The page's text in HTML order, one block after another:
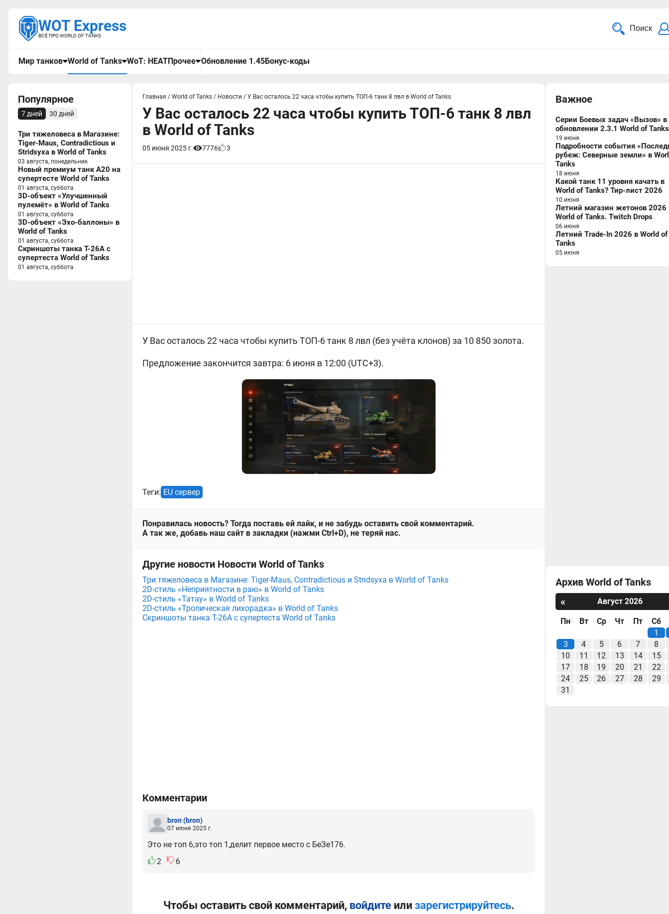
WOT Express
ВСЁ ПРО WORLD OF TANKS
Поиск
Мир танков World of Tanks WoT: HEATПрочее Обновление 1.45Бонус-коды
Популярное
7 дней 30 дней
Три тяжеловеса в Магазине:
Tiger-Maus, Contradictious и
Stridsyxa в World of Tanks
03 августа, понедельник
Новый премиум танк A20 на
супертесте World of Tanks
01 августа, суббота
3D-объект «Улучшенный
пулемёт» в World of Tanks
01 августа, суббота
3D-объект «Эхо-баллоны» в
World of Tanks
01 августа, суббота
Скриншоты танка T-26A с
супертеста World of Tanks
01 августа, суббота
Главная / World of Tanks / Новости / У Вас осталось 22 часа чтобы купить ТОП-6 танк 8 лвл в World of Tanks
У Вас осталось 22 часа чтобы купить ТОП-6 танк 8 лвл
в World of Tanks
05 июня 2025 г. 7776 3
У Вас осталось 22 часа чтобы купить ТОП-6 танк 8 лвл (без учёта клонов) за 10 850 золота.
Предложение закончится завтра: 6 июня в 12:00 (UTC+3).
Теги: EU сервер
Понравилась новость? Тогда поставь ей лайк, и не забудь оставить свой комментарий.
А так же, добавь наш сайт в закладки (нажми Ctrl+D), не теряй нас.
Другие новости Новости World of Tanks
Три тяжеловеса в Магазине: Tiger-Maus, Contradictious и Stridsyxa в World of Tanks
2D-стиль «Неприятности в раю» в World of Tanks
2D-стиль «Татау» в World of Tanks
2D-стиль «Тропическая лихорадка» в World of Tanks
Скриншоты танка T-26A с супертеста World of Tanks
Комментарии
bron(bron)
07 июня 2025 г.
Это не топ 6,это топ 1,делит первое место с БеЗе176.
2
6
Чтобы оставить свой комментарий, войдитеили зарегистрируйтесь.
Важное
Серии Боевых задач «Вызов» в
обновлении 2.3.1 World of Tanks
19 июня
Подробности события
рубеж: Северные земли» в
Tanks
18 июня
Какой танк 11 уровня качать в
World of Tanks? Тир-лист 2026
10 июня
Летний магазин жетонов 2026
World of Tanks. Twitch Drops
06 июня
Летний Trade-In 2026 в World of
Tanks
05 июня
Архив World of Tanks
«
Август 2026
Пн Вт Ср Чт Пт
Сб
1
3
4 5 6 7
8
10
11 12 13 14
15
17
18 19 20 21
22
24
25 26 27 28
29
31